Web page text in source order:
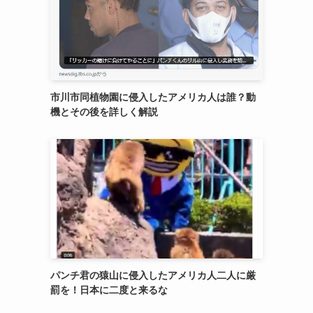
市川市同植物園に侵入したアメリカ人は誰？動
機とその後を詳しく解説
パンチ君の猿山に侵入したアメリカ人二人に厳
罰を！日本に二度と来るな